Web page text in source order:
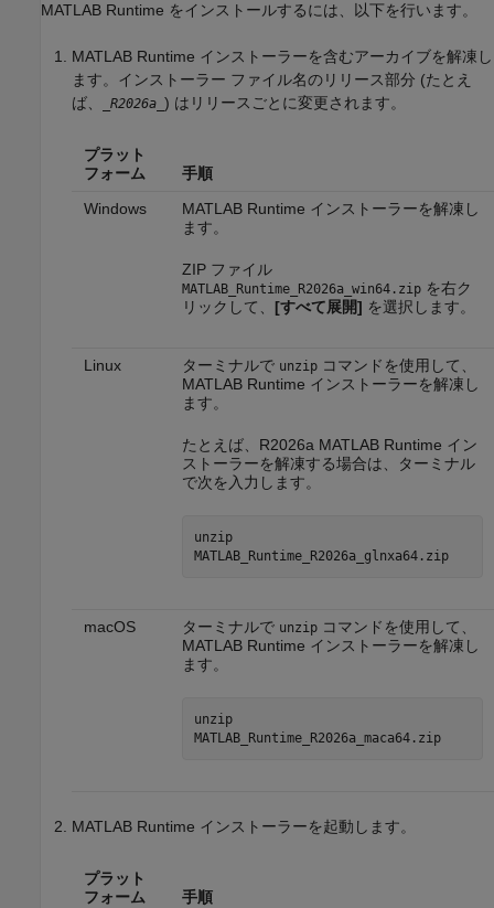
MATLAB Runtime をインストールするには、以下を行います。
MATLAB Runtime インストーラーを含むアーカイブを解凍し
ます。インストーラー ファイル名のリリース部分 (たとえ
ば、
R2026a ) はリリースごとに変更されます。
プラット
フォーム
手順
Windows
MATLAB Runtime インストーラーを解凍し
ます。
ZIP ファイル
MATLAB_Runtime_ R2026a _win64.zipを右ク
リックして、 [すべて展開] を選択します。
Linux ターミナルで unzipコマンドを使用して、
MATLAB Runtime インストーラーを解凍し
ます。
たとえば、 R2026a MATLAB Runtime イン
ストーラーを解凍する場合は、ターミナル
で次を入力します。
unzip
MATLAB_Runtime_ R2026a _glnxa64.zip
macOS ターミナルで unzipコマンドを使用して、
MATLAB Runtime インストーラーを解凍し
ます。
unzip
MATLAB_Runtime_ R2026a _maca64.zip
MATLAB Runtime インストーラーを起動します。
プラット
フォーム
手順